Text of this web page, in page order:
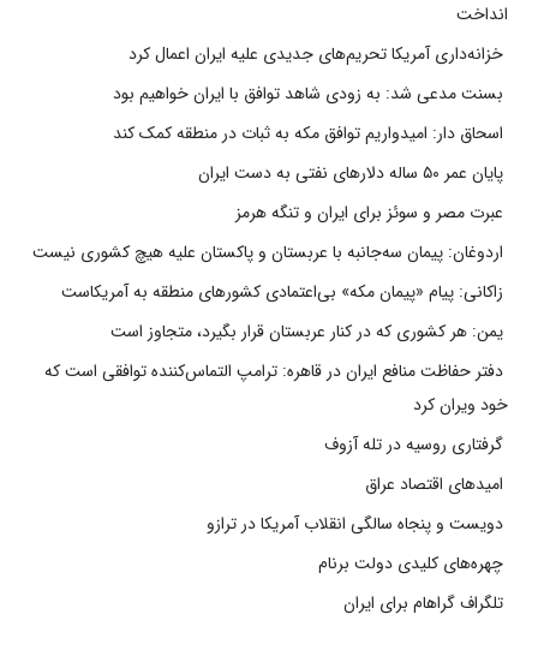
انداخت
خزانه‌داری آمریکا تحریم‌های جدیدی علیه ایران اعمال کرد
بسنت مدعی شد: به زودی شاهد توافق با ایران خواهیم بود
اسحاق دار: امیدواریم توافق مکه به ثبات در منطقه کمک کند
پایان عمر ۵۰ ساله دلارهای نفتی به دست ایران
عبرت مصر و سوئز برای ایران و تنگه هرمز
اردوغان: پیمان سه‌جانبه با عربستان و پاکستان علیه هیچ کشوری نیست
زاکانی: پیام «پیمان مکه» بی‌اعتمادی کشورهای منطقه به آمریکاست
یمن: هر کشوری که در کنار عربستان قرار بگیرد، متجاوز است
دفتر حفاظت منافع ایران در قاهره: ترامپ التماس‌کننده توافقی است که
خود ویران کرد
گرفتاری روسیه در تله آزوف
امیدهای اقتصاد عراق
دویست و پنجاه سالگی انقلاب آمریکا در ترازو
چهره‌های کلیدی دولت برنام
تلگراف گراهام برای ایران